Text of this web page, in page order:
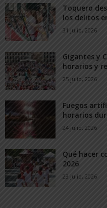
Toquero
los delitos
31 julio, 2026
Gigantes y
horarios y
25 julio, 2026
Fuegos
horarios
24 julio, 2026
Qué hacer
2026
23 julio, 2026